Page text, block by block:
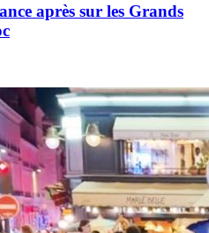
après sur les Grands